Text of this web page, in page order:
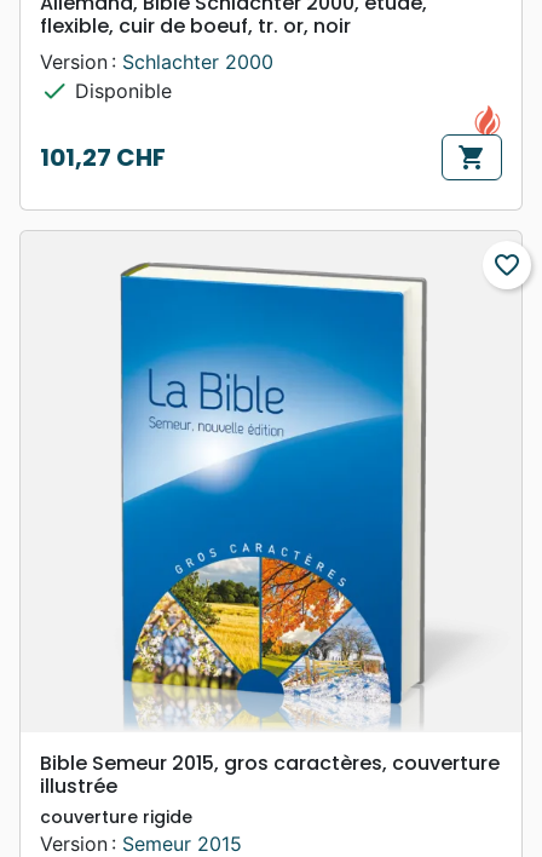
flexible, cuir de boeuf, tr. or, noir
Version : Schlachter 2000
check Disponible
Prix
101,27 CHF shopping_cart
favorite_border
Bible Semeur 2015, gros caractères, couverture
illustrée
couverture rigide
Version : Semeur 2015